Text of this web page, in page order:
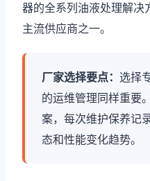
器的全系列油液处理解决
主流供应商之一。
厂家选择要点： 选择
的运维管理同样重要
案，每次维护保养记
态和性能变化趋势。